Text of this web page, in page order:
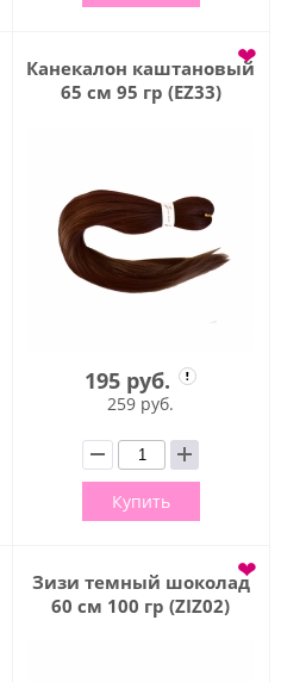
Канекалон каштановый
65 см 95 гр (EZ33)
❤
195 руб.
259 руб.
Купить
Зизи темный шоколад
60 см 100 гр (ZIZ02)
❤